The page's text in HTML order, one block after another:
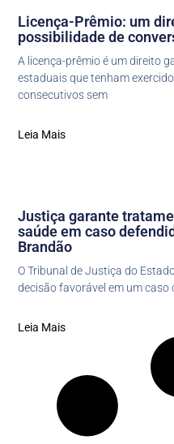
Licença-Prêmio: um
possibilidade de
A licença-prêmio é um direito
estaduais que tenham
consecutivos sem
Leia Mais
Justiça garante
saúde em caso
Brandão
O Tribunal de Justiça do
decisão favorável em um
Leia Mais